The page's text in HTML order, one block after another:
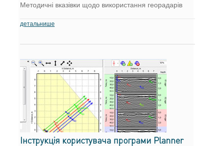
Методичні вказівки щодо використання георадарів
детальнише
Інструкція користувача програми Planner